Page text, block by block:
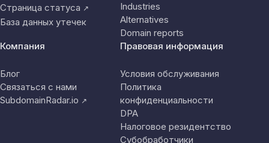
Страница статуса ↗
База данных утечек
Industries
Alternatives
Domain reports
Компания
Блог
Связаться с нами
SubdomainRadar.io ↗
Правовая информация
Условия обслуживания
Политика
конфиденциальности
DPA
Налоговое резидентство
Субобработчики